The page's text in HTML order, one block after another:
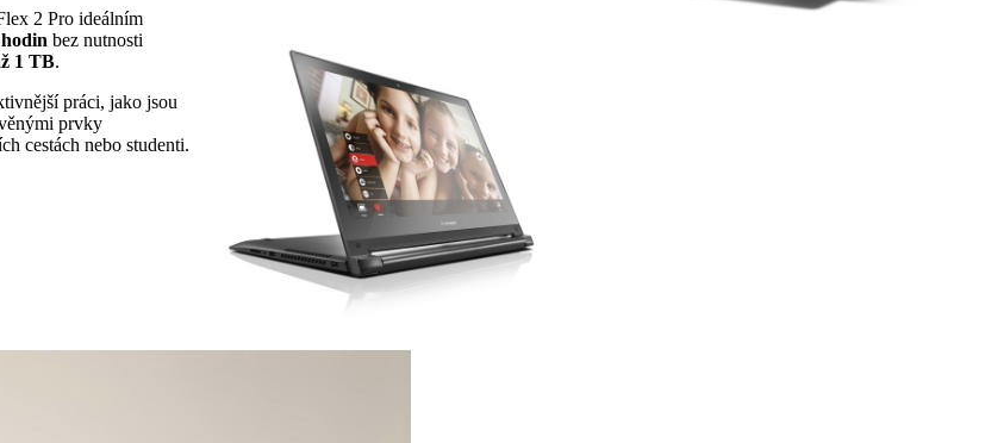
2 Pro ideálním
bez nutnosti
1 TB.
práci, jako jsou
prvky
cestách nebo studenti.